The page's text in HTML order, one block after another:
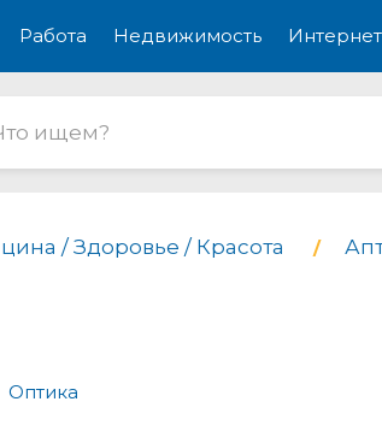
Работа Недвижимость
/ Здоровье / Красота
Оптика